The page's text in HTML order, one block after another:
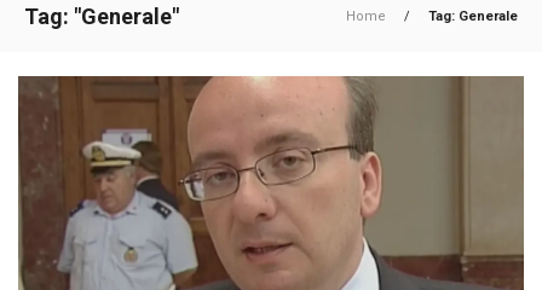
Tag: "Generale" Home / Tag: Generale